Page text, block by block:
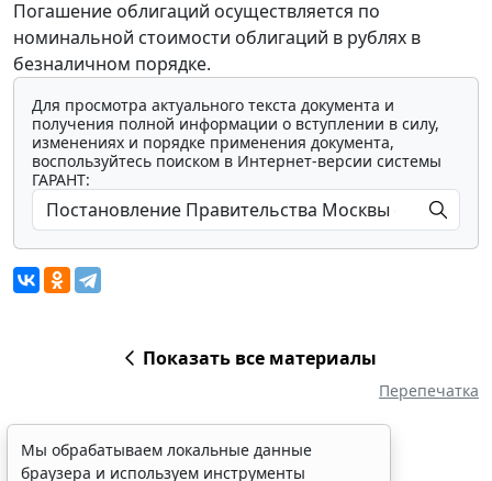
Погашение облигаций осуществляется по
номинальной стоимости облигаций в рублях в
безналичном порядке.
Для просмотра актуального текста документа и
получения полной информации о вступлении в силу,
изменениях и порядке применения документа,
воспользуйтесь поиском в Интернет-версии системы
ГАРАНТ:
Показать все материалы
Перепечатка
Мы обрабатываем локальные данные
браузера и используем инструменты